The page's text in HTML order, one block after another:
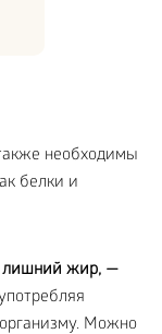
необходимы
белки и
лишний жир, —
Можно